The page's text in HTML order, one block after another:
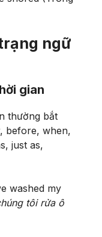
ngữ
gian
thường bắt
before, when,
just as,
washed my
tôi rửa ô